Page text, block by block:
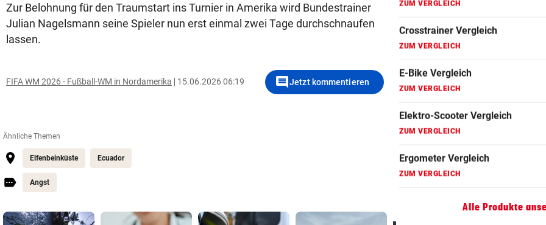
Zur Belohnung für den Traumstart ins Turnier in Amerika wird Bundestrainer
Julian Nagelsmann seine Spieler nun erst einmal zwei Tage durchschnaufen
lassen.
FIFA WM 2026 - Fußball-WM in Nordamerika 15.06.2026 06:19 commentJetzt kommentieren
Ähnliche Themen
Elfenbeinküste Ecuador
Angst
ZUM VERGLEICH
Fahrradanhänger Vergleich
ZUM VERGLEICH
Faszienrolle Vergleich
ZUM VERGLEICH
Hoverboard Vergleich
ZUM VERGLEICH
Kinderfahrrad Vergleich
ZUM VERGLEICH
Alle Produkte